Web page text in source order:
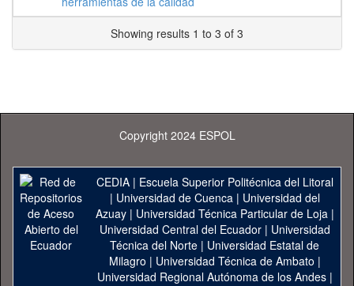
Showing results 1 to 3 of 3
Copyright 2024 ESPOL
CEDIA| Escuela Superior Politécnica del Litoral
| Universidad de Cuenca| Universidad del
Azuay| Universidad Técnica Particular de Loja|
Universidad Central del Ecuador| Universidad
Técnica del Norte | Universidad Estatal de
Milagro | Universidad Técnica de Ambato |
Universidad Regional Autónoma de los Andes|